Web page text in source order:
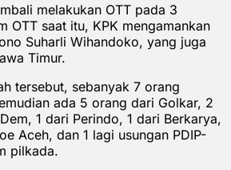
melakukan OTT pada 3
OTT saat itu, KPK mengamankan
Suharli Wihandoko, yang juga
Timur.
tersebut, sebanyak 7 orang
ada 5 orang dari Golkar, 2
1 dari Perindo, 1 dari Berkarya,
Aceh, dan 1 lagi usungan PDIP-
pilkada.